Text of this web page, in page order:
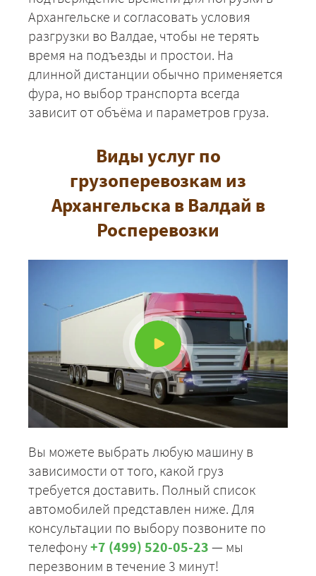
Архангельске и согласовать условия
разгрузки во Валдае, чтобы не терять
время на подъезды и простои. На
длинной дистанции обычно применяется
фура, но выбор транспорта всегда
зависит от объёма и параметров груза.
Виды услуг по
грузоперевозкам из
Архангельска в Валдай в
Росперевозки
Вы можете выбрать любую машину в
зависимости от того, какой груз
требуется доставить. Полный список
автомобилей представлен ниже. Для
консультации по выбору позвоните по
телефону+7 (499) 520-05-23 — мы
перезвоним в течение 3 минут!